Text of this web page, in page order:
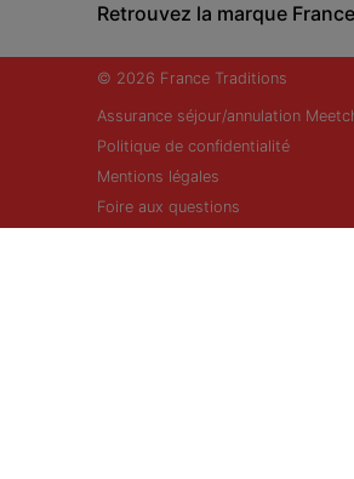
Retrouvez la marque
© 2026 France Traditions
Assurance séjour/annulation
Politique de confidentialité
Mentions légales
Foire aux questions